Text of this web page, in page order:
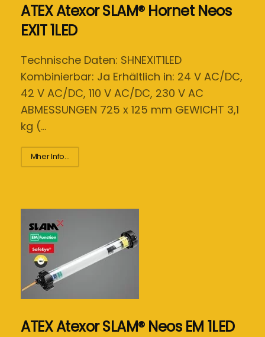
ATEX Atexor SLAM® Hornet Neos
EXIT 1LED
Technische Daten: SHNEXIT1LED
Kombinierbar: Ja Erhältlich in: 24 V AC/DC,
42 V AC/DC, 110 V AC/DC, 230 V AC
ABMESSUNGEN 725 x 125 mm GEWICHT 3,1
kg (…
Mher Info...
ATEX Atexor SLAM® Neos EM 1LED